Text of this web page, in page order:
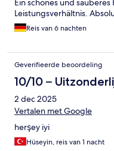
Ein schönes und
Leistungsverhältnis.
Reis van 6 nachten
Geverifieerde beoordeling
10/10 –
2 dec 2025
Vertalen met Google
herşey iyi
Hüseyin, reis van 1 nacht